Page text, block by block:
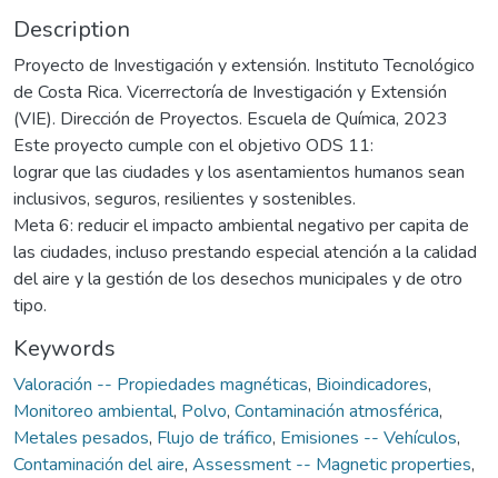
Description
Proyecto de Investigación y extensión. Instituto Tecnológico
de Costa Rica. Vicerrectoría de Investigación y Extensión
(VIE). Dirección de Proyectos. Escuela de Química, 2023
Este proyecto cumple con el objetivo ODS 11:
lograr que las ciudades y los asentamientos humanos sean
inclusivos, seguros, resilientes y sostenibles.
Meta 6: reducir el impacto ambiental negativo per capita de
las ciudades, incluso prestando especial atención a la calidad
del aire y la gestión de los desechos municipales y de otro
tipo.
Keywords
Valoración -- Propiedades magnéticas, Bioindicadores,
Monitoreo ambiental, Polvo, Contaminación atmosférica,
Metales pesados, Flujo de tráfico, Emisiones -- Vehículos,
Contaminación del aire, Assessment -- Magnetic properties,